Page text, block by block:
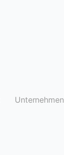
Unternehmen